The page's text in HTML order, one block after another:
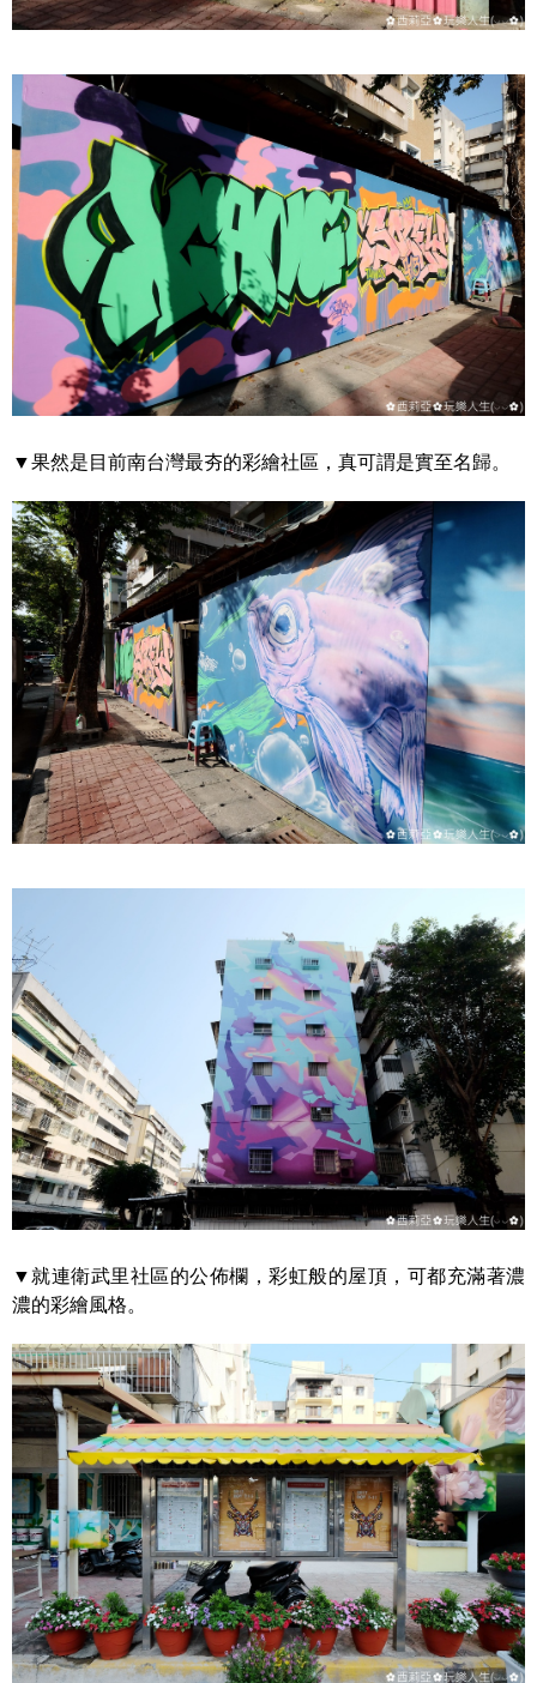
▼果然是目前南台灣最夯的彩繪社區，真可謂是實至名歸。
▼就連衛武里社區的公佈欄，彩虹般的屋頂，可都充滿著濃
濃的彩繪風格。